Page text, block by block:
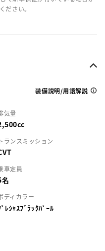
ださい。
装備説明/用語解説
気量
トランスミッション
車定員
ディカラー
ﾟﾚｼｬｽﾌﾞﾗｯｸﾊﾟｰﾙ